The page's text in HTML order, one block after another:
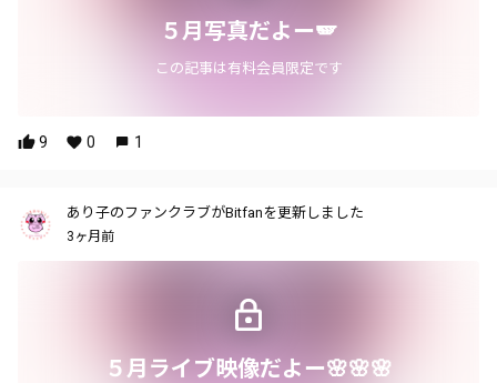
５月写真だよー🪽
この記事は有料会員限定です
9 0 1
あり子のファンクラブがBitfanを更新しました
3ヶ月前
５月ライブ映像だよー🌸🌸🌸